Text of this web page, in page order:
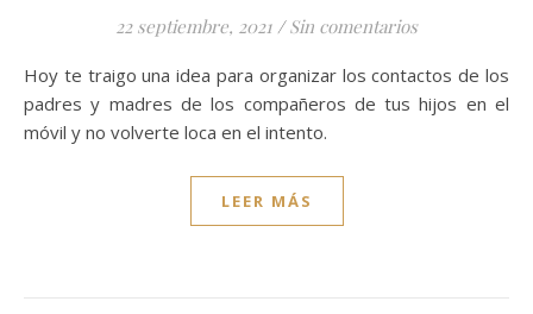
22 septiembre, 2021 / Sin comentarios
Hoy te traigo una idea para organizar los contactos de los
padres y madres de los compañeros de tus hijos en el
móvil y no volverte loca en el intento.
LEER MÁS